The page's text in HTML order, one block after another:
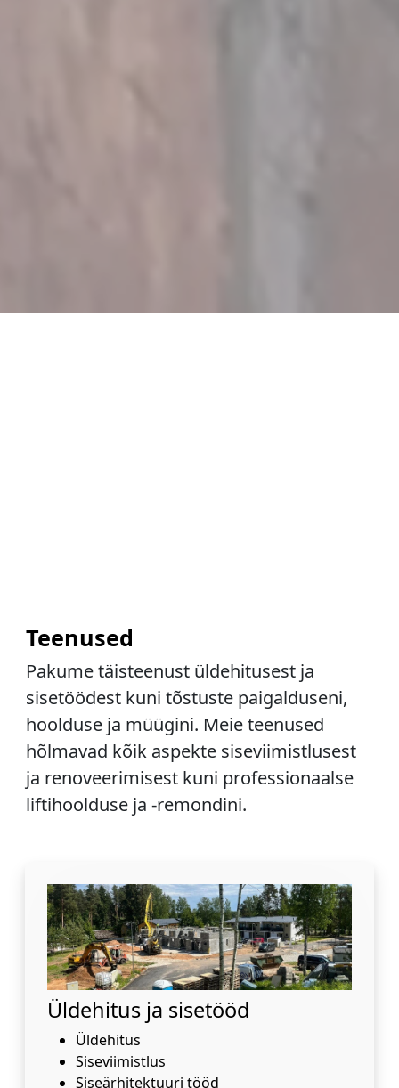
Teenused
Pakume täisteenust üldehitusest ja
sisetöödest kuni tõstuste paigalduseni,
hoolduse ja müügini. Meie teenused
hõlmavad kõik aspekte siseviimistlusest
ja renoveerimisest kuni professionaalse
liftihoolduse ja -remondini.
Üldehitus ja sisetööd
Üldehitus
Siseviimistlus
Siseärhitektuuri tööd